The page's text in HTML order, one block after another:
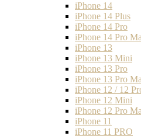
iPhone 14
iPhone 14 Plus
iPhone 14 Pro
iPhone 14 Pro
iPhone 13
iPhone 13 Mini
iPhone 13 Pro
iPhone 13 Pro
iPhone 12 / 12
iPhone 12 Mini
iPhone 12 Pro
iPhone 11
iPhone 11 PRO